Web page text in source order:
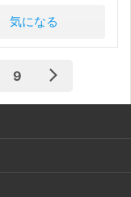
気になる
9